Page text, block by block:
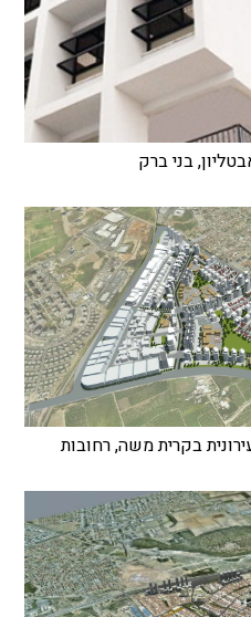
בני ברק
בקרית משה, רחובות